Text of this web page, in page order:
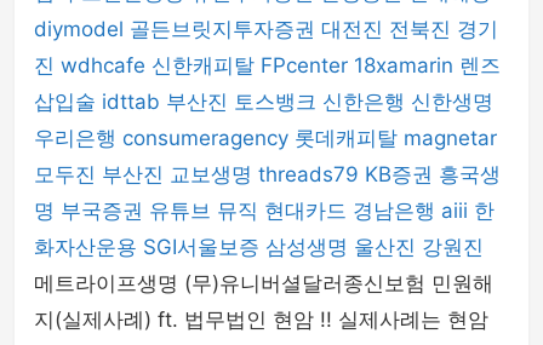
diymodel 골든브릿지투자증권 대전진 전북진 경기
진 wdhcafe 신한캐피탈 FPcenter 18xamarin 렌즈
삽입술 idttab 부산진 토스뱅크 신한은행 신한생명
우리은행 consumeragency 롯데캐피탈 magnetar
모두진 부산진 교보생명 threads79 KB증권 흥국생
명 부국증권 유튜브 뮤직 현대카드 경남은행 aiii 한
화자산운용 SGI서울보증 삼성생명 울산진 강원진
메트라이프생명 (무)유니버셜달러종신보험 민원해
지(실제사례) ft. 법무법인 현암 !! 실제사례는 현암